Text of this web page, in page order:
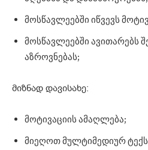
მოსწავლეებში იწვევს
მოსწავლეებში ავითარებს
აზროვნებას;
მიზნად დავისახე:
მოტივაციის ამაღლება;
მიეღოთ მულტიმედიურ